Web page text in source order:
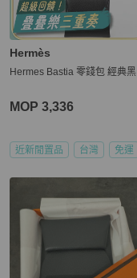
Hermès
Hermes Bastia 零錢包 經典黑
MOP 3,336
近新閒置品 台灣 免運